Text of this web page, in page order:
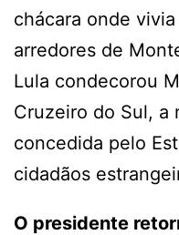
chácara onde
arredores de
Lula condecorou
Cruzeiro do Sul, a
concedida pelo
cidadãos
O presidente